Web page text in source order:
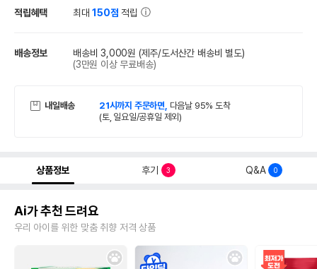
적립혜택 최대150점 적립
배송정보 배송비 3,000원 (제주/도서산간 배송비 별도)
(3만원 이상 무료배송)
내일배송 21시까지 주문하면, 다음날 95% 도착
(토, 일요일/공휴일 제외)
상품정보 후기 3 Q&A 0
Ai가 추천 드려요
우리 아이를 위한 맞춤 취향 저격 상품